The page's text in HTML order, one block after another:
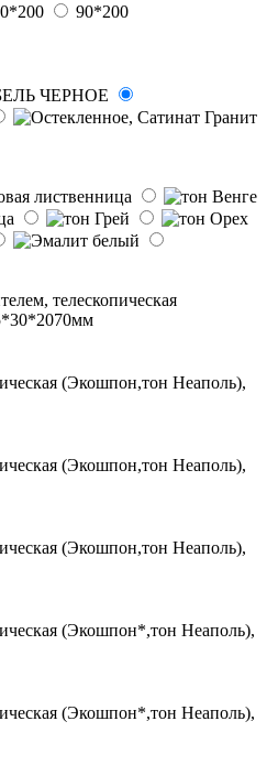
90*200
телескопическая
(Экошпон,тон Неаполь),
(Экошпон,тон Неаполь),
(Экошпон,тон Неаполь),
(Экошпон*,тон Неаполь),
(Экошпон*,тон Неаполь),